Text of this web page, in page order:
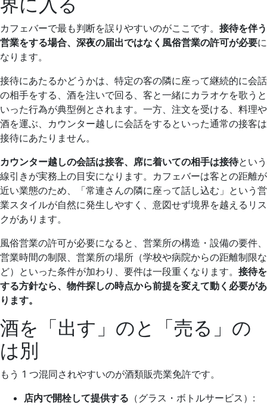
カフェバーで最も判断を誤りやすいのがここです。 接待を伴う
営業をする場合、深夜の届出ではなく風俗営業の許可が必要に
なります。
接待にあたるかどうかは、特定の客の隣に座って継続的に会話
の相手をする、酒を注いで回る、客と一緒にカラオケを歌うと
いった行為が典型例とされます。一方、注文を受ける、料理や
酒を運ぶ、カウンター越しに会話をするといった通常の接客は
接待にあたりません。
カウンター越しの会話は接客、席に着いての相手は接待という
線引きが実務上の目安になります。カフェバーは客との距離が
近い業態のため、「常連さんの隣に座って話し込む」という営
業スタイルが自然に発生しやすく、意図せず境界を越えるリス
クがあります。
風俗営業の許可が必要になると、営業所の構造・設備の要件、
営業時間の制限、営業所の場所（学校や病院からの距離制限な
ど）といった条件が加わり、要件は一段重くなります。 接待を
する方針なら、物件探しの時点から前提を変えて動く必要があ
ります。
酒を「出す」のと「売る」の
は別
もう 1 つ混同されやすいのが酒類販売業免許です。
店内で開栓して提供する （グラス・ボトルサービス）: